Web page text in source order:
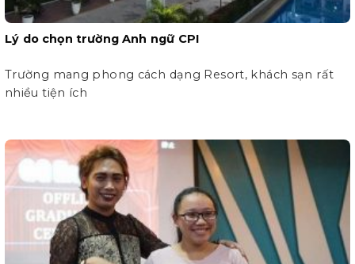
Lý do chọn trường Anh ngữ CPI
Trường mang phong cách dạng Resort, khách sạn rất
nhiều tiện ích